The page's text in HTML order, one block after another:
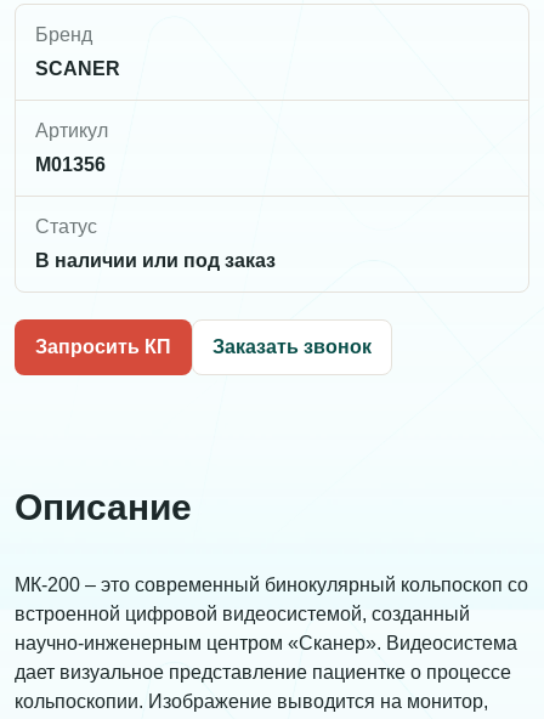
Бренд
SCANER
Артикул
M01356
Статус
В наличии или под заказ
Запросить КП Заказать звонок
Описание
МК-200 – это современный бинокулярный кольпоскоп со
встроенной цифровой видеосистемой, созданный
научно-инженерным центром «Сканер». Видеосистема
дает визуальное представление пациентке о процессе
кольпоскопии. Изображение выводится на монитор,